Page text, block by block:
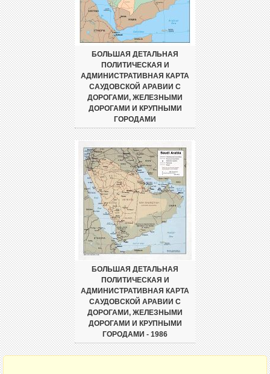
БОЛЬШАЯ ДЕТАЛЬНАЯ
ПОЛИТИЧЕСКАЯ И
АДМИНИСТРАТИВНАЯ КАРТА
САУДОВСКОЙ АРАВИИ С
ДОРОГАМИ, ЖЕЛЕЗНЫМИ
ДОРОГАМИ И КРУПНЫМИ
ГОРОДАМИ
БОЛЬШАЯ ДЕТАЛЬНАЯ
ПОЛИТИЧЕСКАЯ И
АДМИНИСТРАТИВНАЯ КАРТА
САУДОВСКОЙ АРАВИИ С
ДОРОГАМИ, ЖЕЛЕЗНЫМИ
ДОРОГАМИ И КРУПНЫМИ
ГОРОДАМИ - 1986